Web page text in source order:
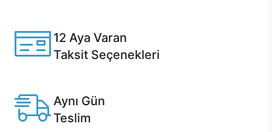
12 Aya Varan
Taksit Seçenekleri
Aynı Gün
Teslim